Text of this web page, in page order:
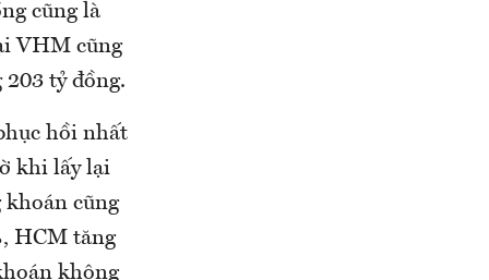
cũng là
VHM cũng
tỷ đồng.
hồi nhất
khi lấy lại
khoán cũng
HCM tăng
không